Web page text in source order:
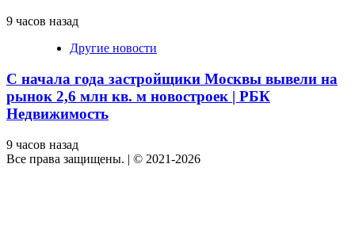
9 часов назад
Другие новости
С начала года застройщики Москвы вывели на
рынок 2,6 млн кв. м новостроек | РБК
Недвижимость
9 часов назад
Все права защищены. | © 2021-2026